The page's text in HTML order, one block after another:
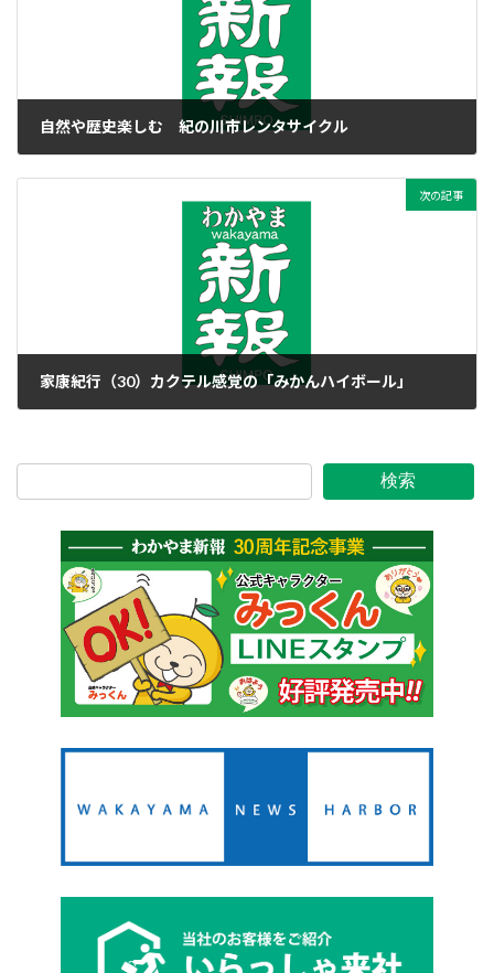
自然や歴史楽しむ 紀の川市レンタサイクル
次の記事
家康紀行（30）カクテル感覚の「みかんハイボール」
検索